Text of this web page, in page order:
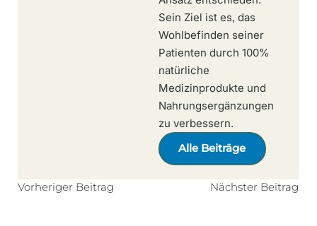
Sein Ziel ist es, das
Wohlbefinden seiner
Patienten durch 100%
natürliche
Medizinprodukte und
Nahrungsergänzungen
zu verbessern.
Alle Beiträge
Vorheriger Beitrag Nächster Beitrag